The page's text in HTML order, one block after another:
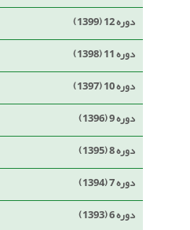
دوره 12 (1399)
دوره 11 (1398)
دوره 10 (1397)
دوره 9 (1396)
دوره 8 (1395)
دوره 7 (1394)
دوره 6 (1393)